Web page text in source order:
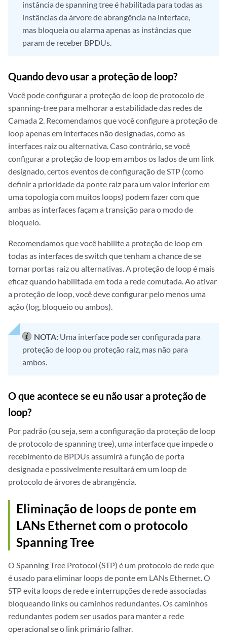
instância de spanning tree é habilitada para todas as
instâncias da árvore de abrangência na interface,
mas bloqueia ou alarma apenas as instâncias que
param de receber BPDUs.
Quando devo usar a proteção de loop?
Você pode configurar a proteção de loop de protocolo de
spanning-tree para melhorar a estabilidade das redes de
Camada 2. Recomendamos que você configure a proteção de
loop apenas em interfaces não designadas, como as
interfaces raiz ou alternativa. Caso contrário, se você
configurar a proteção de loop em ambos os lados de um link
designado, certos eventos de configuração de STP (como
definir a prioridade da ponte raiz para um valor inferior em
uma topologia com muitos loops) podem fazer com que
ambas as interfaces façam a transição para o modo de
bloqueio.
Recomendamos que você habilite a proteção de loop em
todas as interfaces de switch que tenham a chance de se
tornar portas raiz ou alternativas. A proteção de loop é mais
eficaz quando habilitada em toda a rede comutada. Ao ativar
a proteção de loop, você deve configurar pelo menos uma
ação (log, bloqueio ou ambos).
NOTA: Uma interface pode ser configurada para
proteção de loop ou proteção raiz, mas não para
ambos.
O que acontece se eu não usar a proteção de
loop?
Por padrão (ou seja, sem a configuração da proteção de loop
de protocolo de spanning tree), uma interface que impede o
recebimento de BPDUs assumirá a função de porta
designada e possivelmente resultará em um loop de
protocolo de árvores de abrangência.
Eliminação de loops de ponte em
LANs Ethernet com o protocolo
Spanning Tree
O Spanning Tree Protocol (STP) é um protocolo de rede que
é usado para eliminar loops de ponte em LANs Ethernet. O
STP evita loops de rede e interrupções de rede associadas
bloqueando links ou caminhos redundantes. Os caminhos
redundantes podem ser usados para manter a rede
operacional se o link primário falhar.